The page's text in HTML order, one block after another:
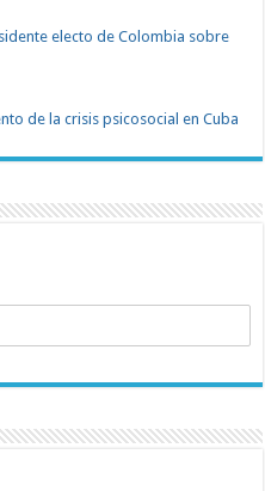
electo de Colombia sobre
de la crisis psicosocial en Cuba